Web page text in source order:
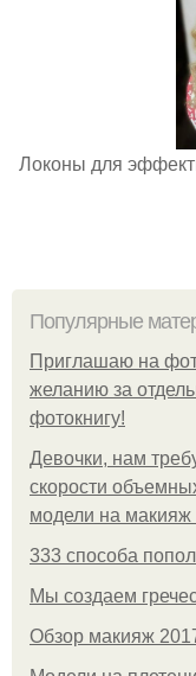
Локоны для
Популярные
Приглашаю на
желанию за
фотокнигу!
Девочки, нам
скорости
модели на
333 способа
Мы создаем
Обзор макияж